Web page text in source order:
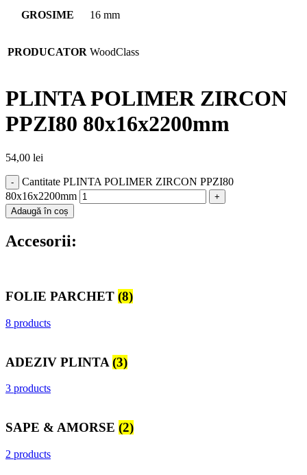
GROSIME 16 mm
PRODUCATOR WoodClass
PLINTA POLIMER ZIRCON
PPZI80 80x16x2200mm
54,00 lei
Cantitate PLINTA POLIMER ZIRCON PPZI80
80x16x2200mm
Adaugă în coș
Accesorii:
FOLIE PARCHET (8)
8 products
ADEZIV PLINTA (3)
3 products
SAPE & AMORSE (2)
2 products